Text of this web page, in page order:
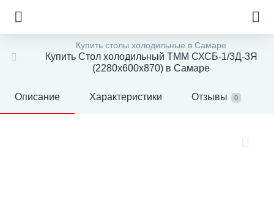
Купить столы холодильные в Самаре
Купить Стол холодильный ТММ СХСБ-1/3Д-3Я
(2280x600x870) в Самаре
Описание Характеристики Отзывы 0